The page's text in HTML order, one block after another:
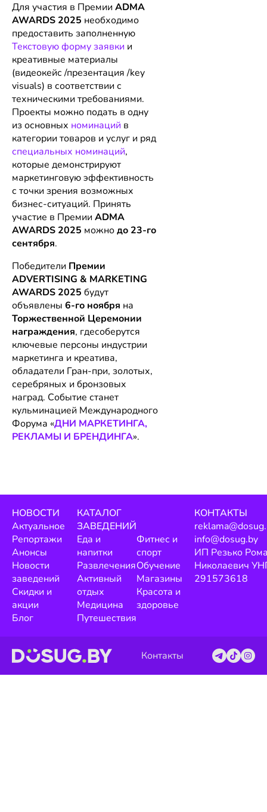
Для участия в Премии ADMA
AWARDS 2025 необходимо
предоставить заполненную
Текстовую форму заявки и
креативные материалы
(видеокейс /презентация /key
visuals) в соответствии с
техническими требованиями.
Проекты можно подать в одну
из основных номинаций в
категории товаров и услуг и ряд
специальных номинаций,
которые демонстрируют
маркетинговую эффективность
с точки зрения возможных
бизнес-ситуаций. Принять
участие в Премии ADMA
AWARDS 2025 можнодо 23-го
сентября.
Победители Премии
ADVERTISING & MARKETING
AWARDS 2025 будут
объявлены 6-го ноября на
Торжественной Церемонии
награждения, гдесоберутся
ключевые персоны индустрии
маркетинга и креатива,
обладатели Гран-при, золотых,
серебряных и бронзовых
наград. Событие станет
кульминацией Международного
Форума «ДНИ МАРКЕТИНГА,
РЕКЛАМЫ И БРЕНДИНГА».
НОВОСТИ
Актуальное
Репортажи
Анонсы
Новости
заведений
Скидки и
акции
Блог
КАТАЛОГ
ЗАВЕДЕНИЙ
Еда и
напитки
Развлечения
Активный
отдых
Медицина
Путешествия
Фитнес и
спорт
Обучение
Магазины
Красота и
здоровье
КОНТАКТЫ
info@dosug.by
ИП Резько
Николаевич
291573618
Контакты